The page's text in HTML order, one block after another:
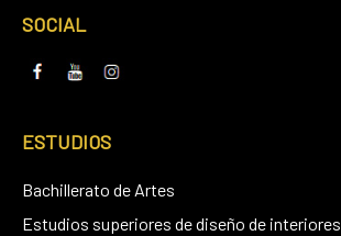
SOCIAL
ESTUDIOS
Bachillerato de Artes
Estudios superiores de diseño de interiores